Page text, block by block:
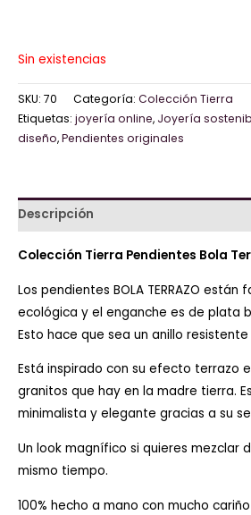
Sin existencias
SKU: 70 Categoría: Colección Tierra
Etiquetas: joyería online, Joyería
diseño,Pendientes originales
Descripción
Colección Tierra Pendientes Bola
Los pendientes BOLA TERRAZO
ecológica y el enganche es de plata
Esto hace que sea un anillo
Está inspirado con su efecto terrazo
granitos que hay en la madre tierra.
minimalista y elegante gracias a su
Un look magnífico si quieres mezclar
mismo tiempo.
100% hecho a mano con mucho cariño